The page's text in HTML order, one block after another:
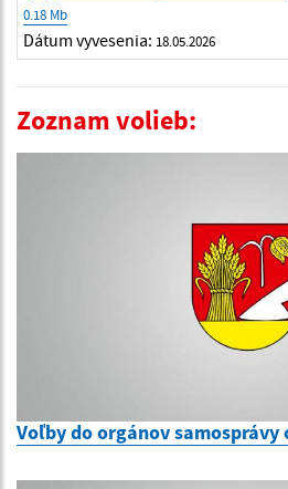
0.18 Mb
Dátum vyvesenia: 18.05.2026
Zoznam volieb:
Voľby do orgánov samosprávy